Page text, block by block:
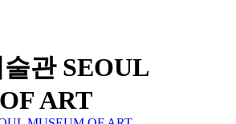
관 SEOUL
ART